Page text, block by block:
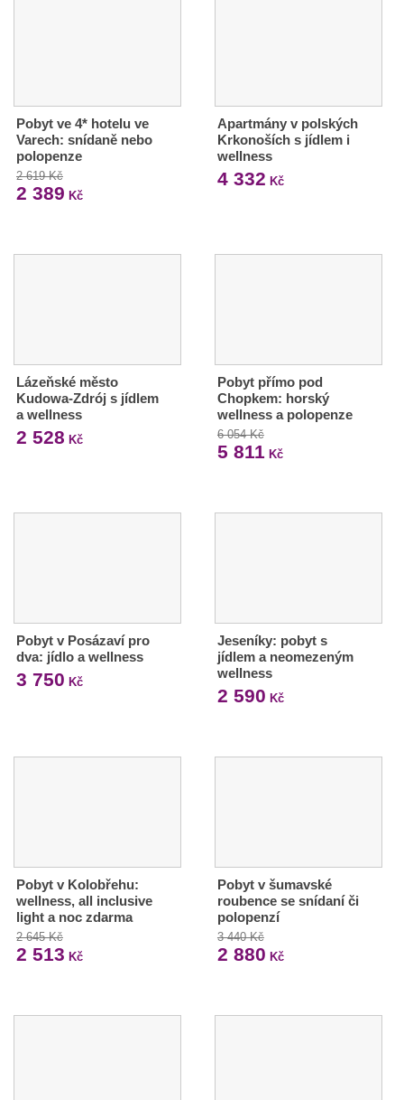
Pobyt ve 4* hotelu ve
Varech: snídaně nebo
polopenze
2 619 Kč
2 389 Kč
Apartmány v polských
Krkonoších s jídlem i
wellness
4 332 Kč
Lázeňské město
Kudowa-Zdrój s jídlem
a wellness
2 528 Kč
Pobyt přímo pod
Chopkem: horský
wellness a polopenze
6 054 Kč
5 811 Kč
Pobyt v Posázaví pro
dva: jídlo a wellness
3 750 Kč
Jeseníky: pobyt s
jídlem a neomezeným
wellness
2 590 Kč
Pobyt v Kolobřehu:
wellness, all inclusive
light a noc zdarma
2 645 Kč
2 513 Kč
Pobyt v šumavské
roubence se snídaní či
polopenzí
3 440 Kč
2 880 Kč